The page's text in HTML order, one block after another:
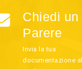
Chiedi un
Parere
Invia la tua
documentazione al